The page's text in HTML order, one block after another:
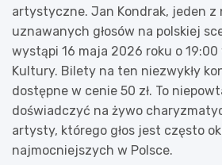
artystyczne. Jan Kondrak, jeden z
uznawanych głosów na polskiej
wystąpi 16 maja 2026 roku o 19:00
Kultury. Bilety na ten niezwykły
dostępne w cenie 50 zł. To
doświadczyć na żywo
artysty, którego głos jest często
najmocniejszych w Polsce.